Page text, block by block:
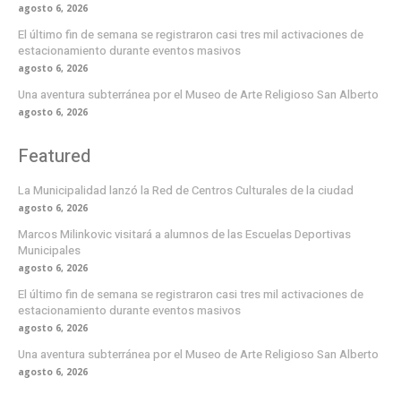
agosto 6, 2026
El último fin de semana se registraron casi tres mil activaciones de
estacionamiento durante eventos masivos
agosto 6, 2026
Una aventura subterránea por el Museo de Arte Religioso San Alberto
agosto 6, 2026
Featured
La Municipalidad lanzó la Red de Centros Culturales de la ciudad
agosto 6, 2026
Marcos Milinkovic visitará a alumnos de las Escuelas Deportivas
Municipales
agosto 6, 2026
El último fin de semana se registraron casi tres mil activaciones de
estacionamiento durante eventos masivos
agosto 6, 2026
Una aventura subterránea por el Museo de Arte Religioso San Alberto
agosto 6, 2026